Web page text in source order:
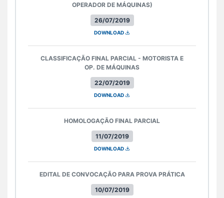
26/07/2019
OPERADOR DE MÁQUINAS)
DOWNLOAD
22/07/2019
CLASSIFICAÇÃO FINAL PARCIAL - MOTORISTA E
OP. DE MÁQUINAS
DOWNLOAD
11/07/2019
HOMOLOGAÇÃO FINAL PARCIAL
DOWNLOAD
10/07/2019
EDITAL DE CONVOCAÇÃO PARA PROVA PRÁTICA